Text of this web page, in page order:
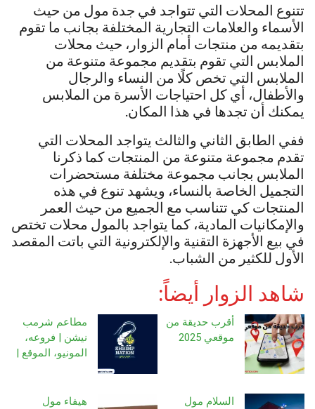
تتنوع المحلات التي تتواجد في جدة مول من حيث
الأسماء والعلامات التجارية المختلفة بجانب ما تقوم
بتقديمه من منتجات أمام الزوار، حيث محلات
الملابس التي تقوم بتقديم مجموعة متنوعة من
الملابس التي تخص كلًا من النساء والرجال
والأطفال، أي كل احتياجات الأسرة من الملابس
يمكنك أن تجدها في هذا المكان.
ففي الطابق الثاني والثالث يتواجد المحلات التي
تقدم مجموعة متنوعة من المنتجات كما ذكرنا
الملابس بجانب مجموعة مختلفة مستحضرات
التجميل الخاصة بالنساء، ويشهد تنوع في هذه
المنتجات كي تتناسب مع الجميع من حيث العمر
والإمكانيات المادية، كما يتواجد بالمول محلات تختص
في بيع الأجهزة التقنية والإلكترونية التي باتت المقصد
الأول للكثير من الشباب.
شاهد الزوار أيضاً:
أقرب حديقة من
موقعي 2025
مطاعم شرمب
نيشن | فروعه،
المونيو، الموقع |
السلام مول هيفاء مول